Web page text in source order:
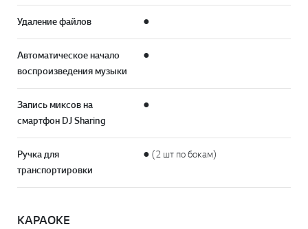
Удаление файлов ●
Автоматическое начало
воспроизведения музыки
●
Запись миксов на
смартфон DJ Sharing
●
Ручка для
транспортировки
● (2 шт по бокам)
КАРАОКЕ